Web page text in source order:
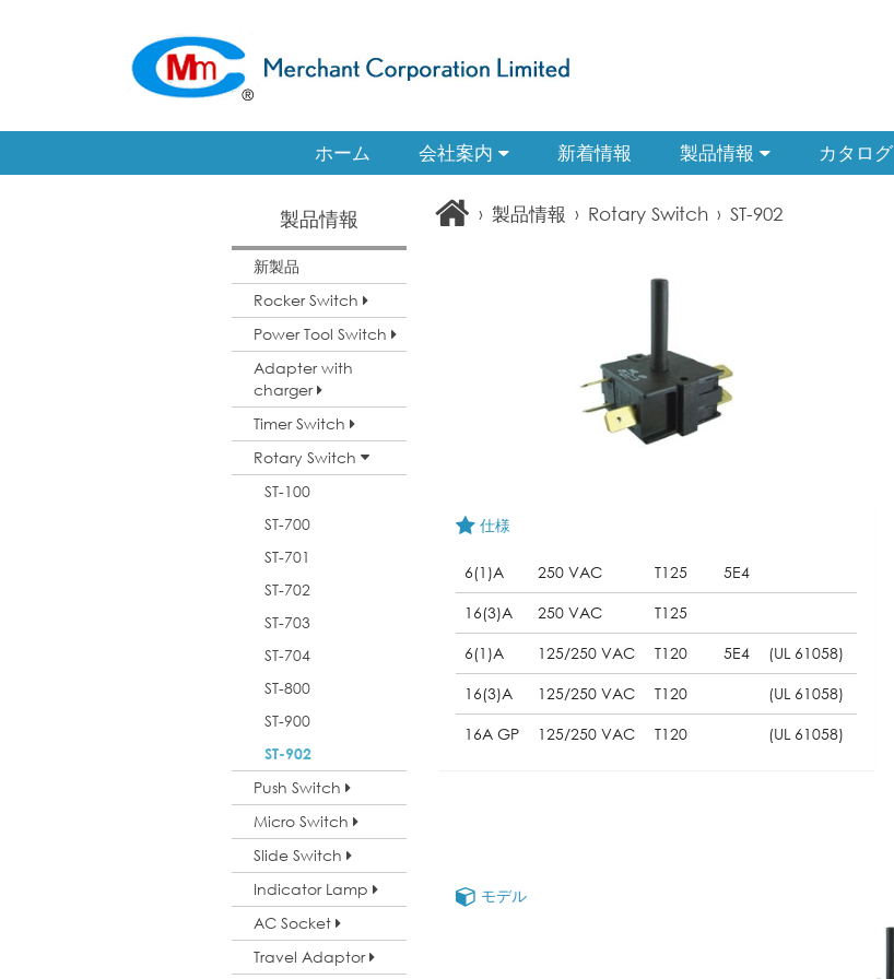
ホーム 会社案内 新着情報 製品情報 カタログ
製品情報
新製品
Rocker Switch
Power Tool Switch
Adapter with
charger
Timer Switch
Rotary Switch
ST-100
ST-700
ST-701
ST-702
ST-703
ST-704
ST-800
ST-900
ST-902
Push Switch
Micro Switch
Slide Switch
Indicator Lamp
AC Socket
Travel Adaptor
› 製品情報 › Rotary Switch › ST-902
仕様
6(1)A 250 VAC T125
5E4
16(3)A
250 VAC
T125
6(1)A
125/250 VAC T120 5E4
(UL 61058)
16(3)A
125/250 VAC T120
(UL 61058)
16A GP
125/250 VAC T120 (UL 61058)
モデル